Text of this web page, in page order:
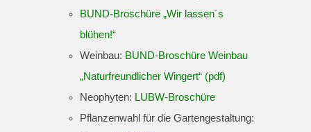
BUND-Broschüre „Wir lassen´s
blühen!“
Weinbau: BUND-Broschüre Weinbau
„Naturfreundlicher Wingert“ (pdf)
Neophyten: LUBW-Broschüre
Pflanzenwahl für die Gartengestaltung: